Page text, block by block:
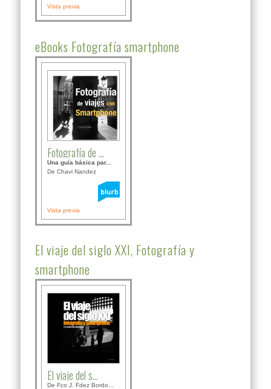
Vista previa
eBooks Fotografía smartphone
Fotografía de ...
Una guía básica par...
De Chavi Nandez
Vista previa
El viaje del siglo XXI, Fotografía y
smartphone
El viaje del s...
De Fco J. Fdez Bordo...